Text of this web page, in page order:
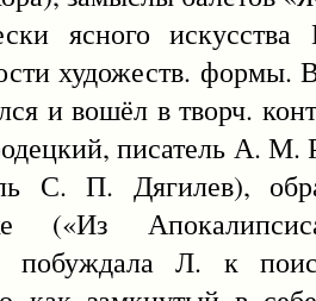
ясного
художеств. формы.
и вошёл в творч.
писатель А.
С. П. Дягилев),
(«Из
побуждала Л. к